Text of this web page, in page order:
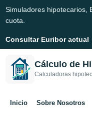
Simuladores hipotecarios,
cuota.
Consultar Euribor actual
Cálculo de
Calculadoras
Inicio Sobre Nosotros